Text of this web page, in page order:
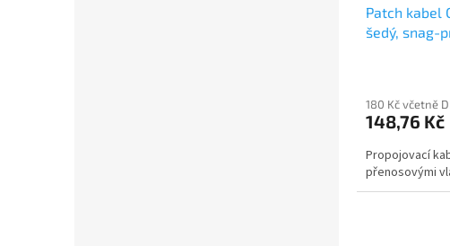
Patch kabel
šedý, snag-
180 Kč včetně
148,76 Kč
Propojovací
přenosovými